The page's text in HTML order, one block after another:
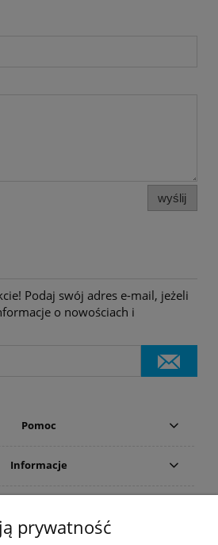
wyślij
Podaj swój adres e-mail, jeżeli
o nowościach i
Pomoc
Informacje
prywatność